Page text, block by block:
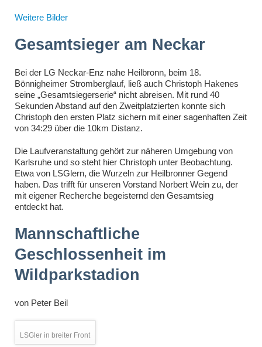
Weitere Bilder
Gesamtsieger am Neckar
Bei der LG Neckar-Enz nahe Heilbronn, beim 18.
Bönnigheimer Stromberglauf, ließ auch Christoph Hakenes
seine „Gesamtsiegerserie“ nicht abreisen. Mit rund 40
Sekunden Abstand auf den Zweitplatzierten konnte sich
Christoph den ersten Platz sichern mit einer sagenhaften Zeit
von 34:29 über die 10km Distanz.
Die Laufveranstaltung gehört zur näheren Umgebung von
Karlsruhe und so steht hier Christoph unter Beobachtung.
Etwa von LSGlern, die Wurzeln zur Heilbronner Gegend
haben. Das trifft für unseren Vorstand Norbert Wein zu, der
mit eigener Recherche begeisternd den Gesamtsieg
entdeckt hat.
Mannschaftliche
Geschlossenheit im
Wildparkstadion
von Peter Beil
LSGler in breiter Front